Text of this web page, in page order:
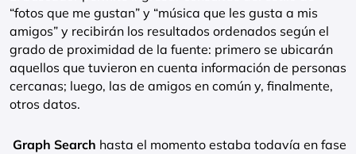
“fotos que me gustan” y “música que les gusta a mis
amigos” y recibirán los resultados ordenados según el
grado de proximidad de la fuente: primero se ubicarán
aquellos que tuvieron en cuenta información de personas
cercanas; luego, las de amigos en común y, finalmente,
otros datos.
Graph Search hasta el momento estaba todavía en fase